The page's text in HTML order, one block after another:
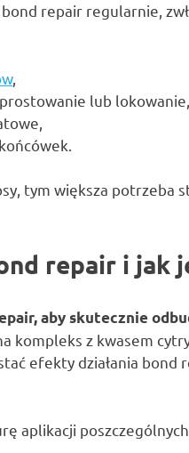
repair regularnie,
,
lub lokowanie,
tym większa potrzeba
repair i jak
aby skutecznie
kompleks z kwasem
efekty działania bond
aplikacji